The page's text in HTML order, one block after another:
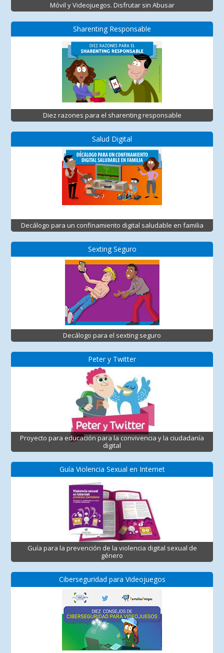
Móvil y Videojuegos. Disfrutar sin Abusar
Sharenting Responsable
Diez razones para el sharenting responsable
Salud Digital
Decálogo para un confinamiento digital saludable en familia
Sexting Seguro
Decálogo para el sexting seguro
Peter y Twitter
Proyecto para educación para la convivencia y la ciudadanía
digital
Guía Violencia Sexual en Internet
Guía para la prevención de la violencia digital sexual de
género
Ciberseguridad para Videojuegos